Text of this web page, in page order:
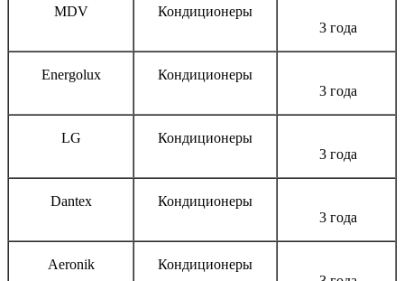
MDV
Кондиционеры
3 года
Energolux
Кондиционеры
3 года
LG
Кондиционеры
3 года
Dantex
Кондиционеры
3 года
Aeronik
Кондиционеры